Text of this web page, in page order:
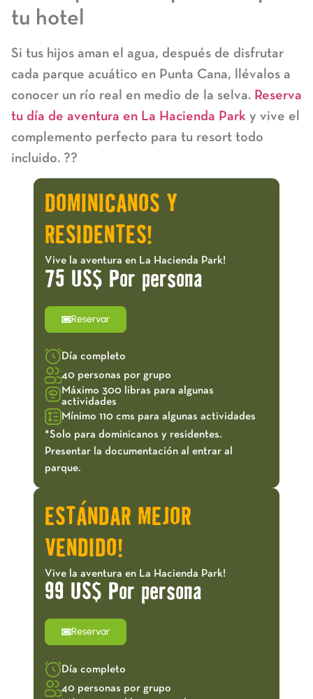
tu hotel
Si tus hijos aman el agua, después de disfrutar
cada parque acuático en Punta Cana, llévalos a
conocer un río real en medio de la selva. Reserva
tu día de aventura en La Hacienda Park y vive el
complemento perfecto para tu resort todo
incluido. ??
DOMINICANOS Y
RESIDENTES!
Vive la aventura en La Hacienda Park!
75 US$ Por persona
Reservar
Día completo
40 personas por grupo
Máximo 300 libras para algunas
actividades
Mínimo 110 cms para algunas actividades
*Solo para dominicanos y residentes.
Presentar la documentación al entrar al
parque.
ESTÁNDAR MEJOR
VENDIDO!
Vive la aventura en La Hacienda Park!
99 US$ Por persona
Reservar
Día completo
40 personas por grupo